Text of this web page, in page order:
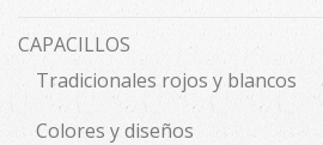
CAPACILLOS
Tradicionales rojos y blancos
Colores y diseños